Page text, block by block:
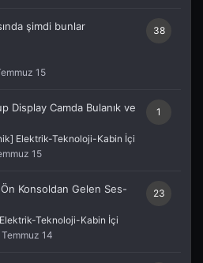
38
şimdi bunlar
15
1
Display Camda Bulanık ve
Elektrik-Teknoloji-Kabin İçi
15
23
Konsoldan Gelen Ses-
Teknoloji-Kabin İçi
Temmuz 14